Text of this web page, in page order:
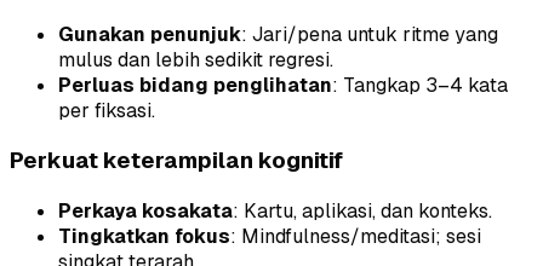
Gunakan penunjuk: Jari/pena untuk ritme yang
mulus dan lebih sedikit regresi.
Perluas bidang penglihatan: Tangkap 3–4 kata
per fiksasi.
Perkuat keterampilan kognitif
Perkaya kosakata: Kartu, aplikasi, dan konteks.
Tingkatkan fokus: Mindfulness/meditasi; sesi